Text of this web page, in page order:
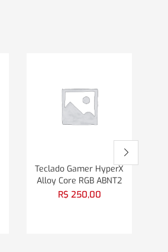
Teclado Gamer HyperX
Alloy Core RGB ABNT2
R$ 250,00